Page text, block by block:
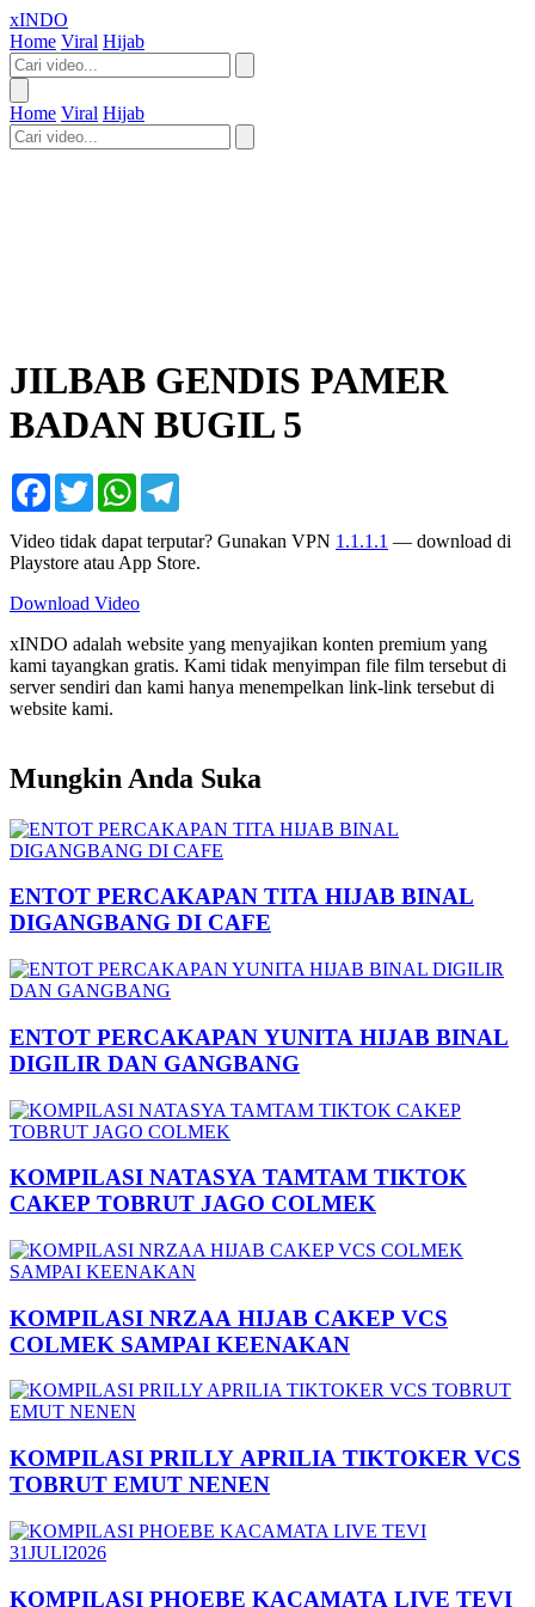
xINDO
Home Viral Hijab
Home Viral Hijab
JILBAB GENDIS PAMER
BADAN BUGIL 5
Facebook
TwitterWhatsApp
Video tidak dapat terputar? Gunakan VPN 1.1.1.1 — download di
Playstore atau App Store.
Download Video
xINDO adalah website yang menyajikan konten premium yang
kami tayangkan gratis. Kami tidak menyimpan file film tersebut di
server sendiri dan kami hanya menempelkan link-link tersebut di
website kami.
Mungkin Anda Suka
ENTOT PERCAKAPAN TITA HIJAB BINAL
DIGANGBANG DI CAFE
ENTOT PERCAKAPAN YUNITA HIJAB BINAL
DIGILIR DAN GANGBANG
KOMPILASI NATASYA TAMTAM TIKTOK
CAKEP TOBRUT JAGO COLMEK
KOMPILASI NRZAA HIJAB CAKEP VCS
COLMEK SAMPAI KEENAKAN
KOMPILASI PRILLY APRILIA TIKTOKER VCS
TOBRUT EMUT NENEN
KOMPILASI PHOEBE KACAMATA LIVE TEVI